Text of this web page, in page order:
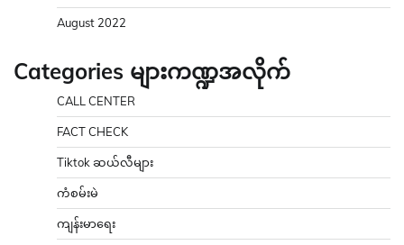
August 2022
Categories များကဏ္ဍအလိုက်
CALL CENTER
FACT CHECK
Tiktok ဆယ်လီများ
ကံစမ်းမဲ
ကျန်းမာရေး